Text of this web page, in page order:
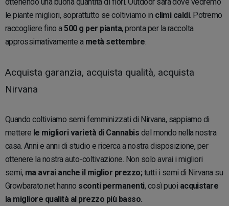
le piante migliori, soprattutto se coltiviamo in climi caldi. Potremo
raccogliere fino a500 g per pianta, pronta per la raccolta
approssimativamente a metà settembre.
Acquista garanzia, acquista qualità, acquista
Nirvana
Quando coltiviamo semi femminizzati di Nirvana, sappiamo di
mettere le migliori varietà di Cannabis del mondo nella nostra
casa. Anni e anni di studio e ricerca a nostra disposizione, per
ottenere la nostra auto-coltivazione. Non solo avrai i migliori
semi, ma avrai anche il miglior prezzo;tutti i semi di Nirvana su
Growbarato.net hanno sconti permanenti, così puoi acquistare
la migliore qualità al prezzo più basso.